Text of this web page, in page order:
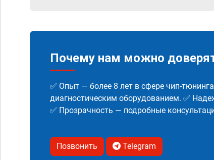
Почему нам можно
✅ Опыт — более 8 лет в сфере чип-
диагностическим оборудованием. ✅
✅ Прозрачность — подробные
Позвонить Telegram